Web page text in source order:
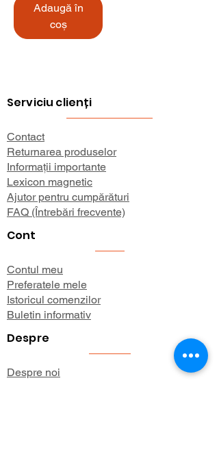
Adaugă în
coș
Serviciu clienți
Contact
Returnarea produselor
Informații importante
Lexicon magnetic
Ajutor pentru cumpărături
FAQ (Întrebări frecvente)
Cont
Contul meu
Preferatele mele
Istoricul comenzilor
Buletin informativ
Despre
Despre noi